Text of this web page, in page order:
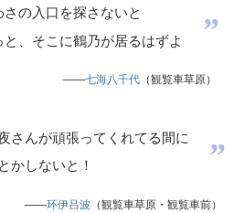
さの入口を探さないと
と、そこに鶴乃が居るはずよ
”
——七海八千代（観覧車草原）
さんが頑張ってくれてる間に
かしないと！
”
——环伊吕波 （観覧車草原・観覧車前）